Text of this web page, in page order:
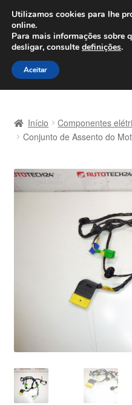
ENVIO a
Seg-Sex, das 9h
Ir
para
a
Saltar
para
o
Carrinho
Contato
Envio para todo o planeta
Procedimento de
Início Componentes
Conjunto de Assento do
Utilizamos cookies para lhe
online.
Para mais informações sobre
desligar, consulte definições.
Aceitar